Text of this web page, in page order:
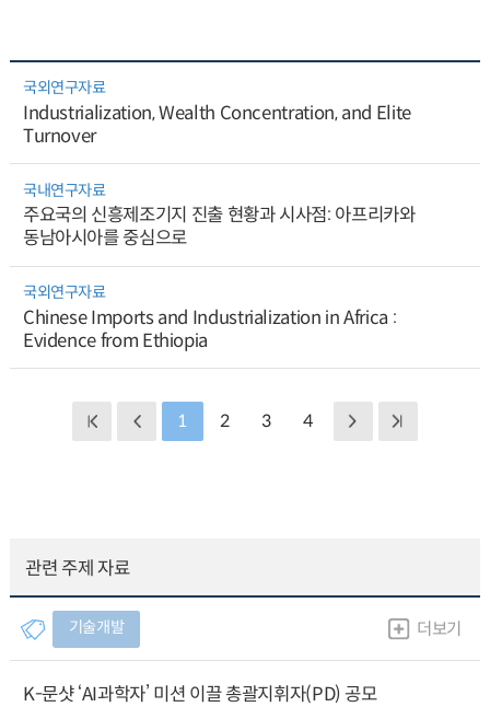
국외연구자료
Industrialization, Wealth Concentration, and Elite
Turnover
국내연구자료
주요국의 신흥제조기지 진출 현황과 시사점: 아프리카와
동남아시아를 중심으로
국외연구자료
Chinese Imports and Industrialization in Africa :
Evidence from Ethiopia
1 2 3 4
관련 주제 자료
기술개발 더보기
K-문샷 ‘AI과학자’ 미션 이끌 총괄지휘자(PD) 공모